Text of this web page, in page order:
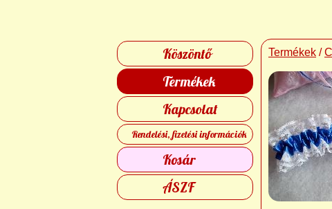
Köszöntő
Termékek
Kapcsolat
Rendelési, fizetési információk
Kosár
ÁSZF
Termékek /